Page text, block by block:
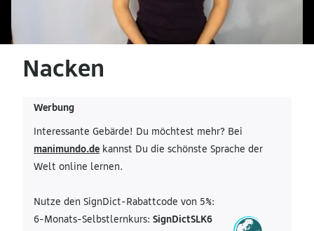
Nacken
Werbung
Interessante Gebärde! Du möchtest mehr? Bei
manimundo.de kannst Du die schönste Sprache der
Welt online lernen.
Nutze den SignDict-Rabattcode von 5%:
6-Monats-Selbstlernkurs: SignDictSLK6